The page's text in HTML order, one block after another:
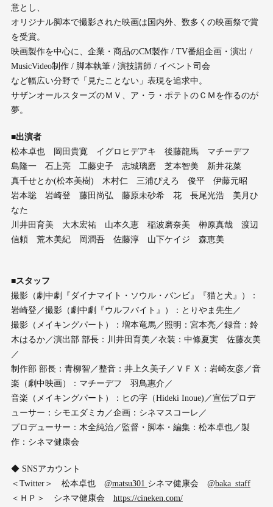
意とし、
オリジナル脚本で撮影された映画は国内外、数多くの映画祭で賞
を受賞。
映画製作を中心に、企業・商品のCM製作 / TV番組企画・演出 /
MusicVideo制作 / 脚本執筆 / 演技講師 / イベント司会
など幅広い分野で「見たことない」表現を追求中。
サザンオールスターズのＭＶ、ア・ラ・ポテトのＣＭを作るのが
夢。
■出演者
松本卓也 岡田貴寛 イグロヒデアキ 後藤龍馬 マチーデフ
島隆一 石上亮 工藤史子 志城璃磨 芝本智美 新井花菜
真千せとか(松本美樹) 木村仁 三浦ぴえろ 俊平 伊藤元昭
岩本聡 岩崎登 藤田尚弘 藤原未砂希 花 長尾光浩 美月ひ
なた
川井田育美 大木宏祐 山本久恵 稲波磨奈美 榊原真哉 渡辺
信頼 荒木美紀 岡潤吾 佐藤淳 山下ケイジ 森恵美
■スタッフ
撮影（劇中劇『ダイナマイト・ソウル・バンビ』『猫と犬』）：
岩崎登／撮影（劇中劇『ウルフバイト』）：とりやま先生／
撮影（メイキングパート）：増本竜馬／照明：宮本亮／録音：鈴
木はるか／演出部 部長：川井田育美／衣装：中條夏実 佐藤友美
／
制作部 部長：青柳智／整音：井上久美子／ＶＦＸ：岩崎友彦／音
楽（劇中映画）：マチーデフ 羽鳥惠介／
音楽（メイキングパート）：ヒの字（Hideki Inoue)／宣伝プロデ
ューサー：シモエダミカ／企画：シネマスコーレ／
プロデューサー：木全純治／監督・脚本・編集：松本卓也／製
作：シネマ健康会
◆ SNSアカウント
＜Twitter＞ 松本卓也 @matsu301 シネマ健康会 @baka_staff
＜ＨＰ＞ シネマ健康会 https://cineken.com/